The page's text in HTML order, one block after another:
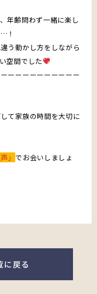
年齢問わず一緒に楽し
！
う動かし方をしながら
空間でした
ーーーーーーーーーー
て家族の時間を大切に
」 でお会いしましょ
に戻る